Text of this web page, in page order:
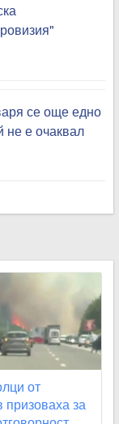
се още едно
не е очаквал
от
за